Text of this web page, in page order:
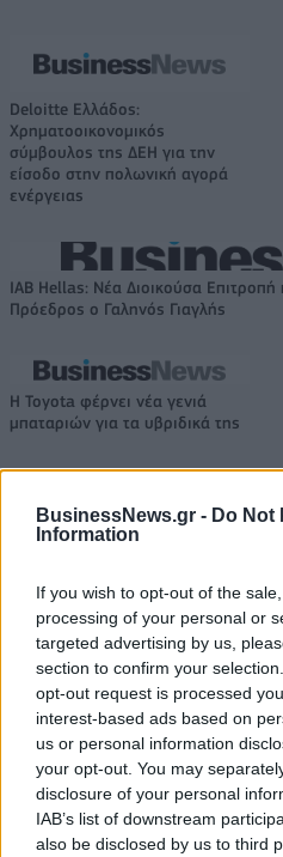
BusinessNews.gr - Do Not
Information
If you wish to opt-out of the
processing of your personal or
targeted advertising by us,
section to confirm your
opt-out request is processed
interest-based ads based on
us or personal information
your opt-out. You may
disclosure of your personal
IAB’s list of downstream
also be disclosed by us to third
Deloitte Ελλάδος:
Χρηματοοικονομικός
σύμβουλος της ΔΕΗ για την
είσοδο στην πολωνική αγορά
ενέργειας
IAB Hellas: Νέα Διοικούσα Επιτροπή
Πρόεδρος ο Γαληνός Γιαγλής
Η Toyota φέρνει νέα γενιά
μπαταριών για τα υβριδικά της
Νέο Audi A2 e-tron με στόχο την
Ευρωπαϊκό Κορασίδων: Άνετη
νίκη της Ελλάδας στην
πρεμιέρα, 78-36 την Ιρλανδία
ΕΛΣΤΑΤ: Στο 3,4% υποχώρησε ο